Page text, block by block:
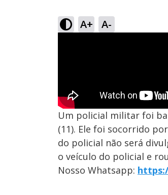
A+ A-
Um policial militar foi
(11). Ele foi socorrido
do policial não será
o veículo do policial e
Nosso Whatsapp: